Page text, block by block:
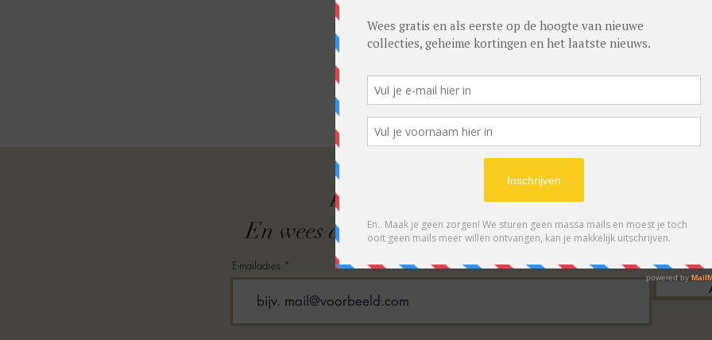
ABONNEER OP ONZE NIEUWSBRIEF
En wees als eerste op de hoogte van acties en- /
E-mailadres